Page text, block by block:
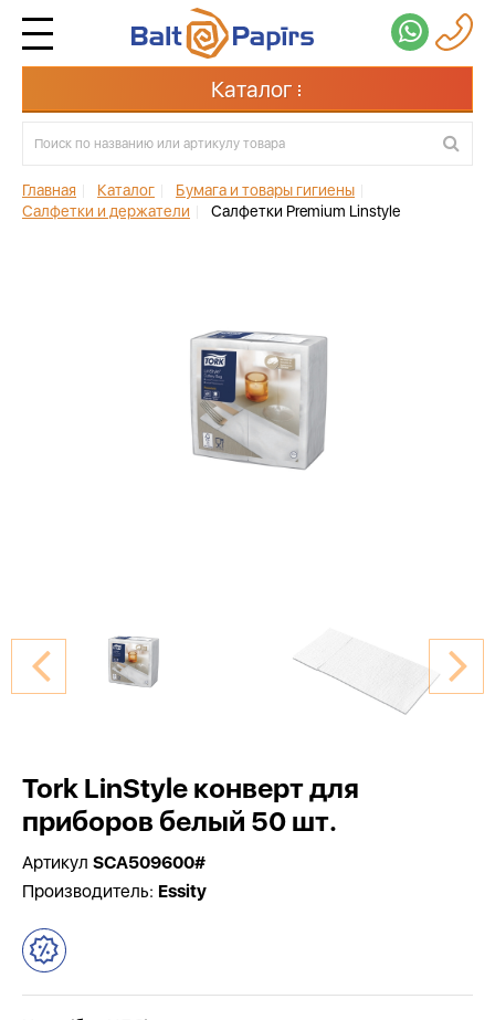
Каталог
Главная Каталог Бумага и товары гигиены
Салфетки и держатели
Салфетки Premium Linstyle
Tork LinStyle конверт для
приборов белый 50 шт.
Артикул SCA509600#
Производитель: Essity